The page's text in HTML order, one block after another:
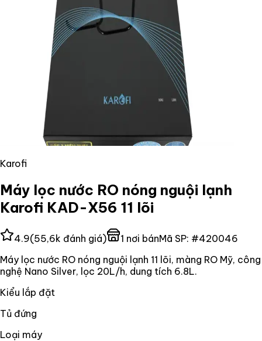
Karofi
Máy lọc nước RO nóng nguội lạnh
Karofi KAD-X56 11 lõi
4.9(55,6k đánh giá) 1 nơi bánMã SP: #420046
Máy lọc nước RO nóng nguội lạnh 11 lõi, màng RO Mỹ, công
nghệ Nano Silver, lọc 20L/h, dung tích 6.8L.
Kiểu lắp đặt
Tủ đứng
Loại máy